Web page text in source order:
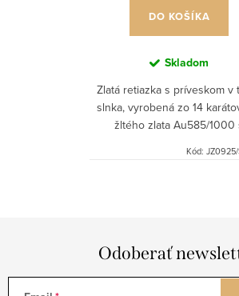
DO KOŠÍKA
Skladom
Zlatá retiazka s príveskom v
slnka, vyrobená zo 14
žltého zlata Au585/1000
Kód:
Odoberať